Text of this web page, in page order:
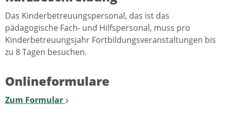
Das Kinderbetreuungspersonal, das ist das
pädagogische Fach- und Hilfspersonal, muss pro
Kinderbetreuungsjahr Fortbildungsveranstaltungen bis
zu 8 Tagen besuchen.
Onlineformulare
Zum Formular